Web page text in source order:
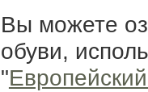
Вы можете
обуви,
"